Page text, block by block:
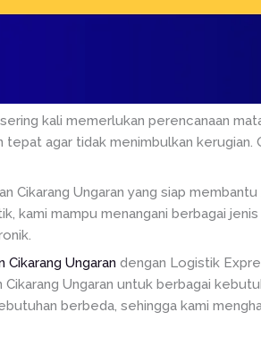
kali memerlukan perencanaan
tepat agar tidak menimbulkan
Cikarang Ungaran yang siap
kami mampu menangani berbagai
Cikarang Ungaran dengan Logistik
Ungaran untuk berbagai
berbeda, sehingga kami